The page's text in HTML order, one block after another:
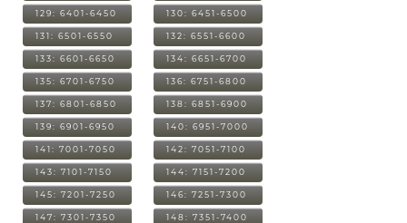
129: 6401-6450 130: 6451-6500
131: 6501-6550 132: 6551-6600
133: 6601-6650 134: 6651-6700
135: 6701-6750 136: 6751-6800
137: 6801-6850 138: 6851-6900
139: 6901-6950 140: 6951-7000
141: 7001-7050 142: 7051-7100
143: 7101-7150 144: 7151-7200
145: 7201-7250 146: 7251-7300
147: 7301-7350 148: 7351-7400